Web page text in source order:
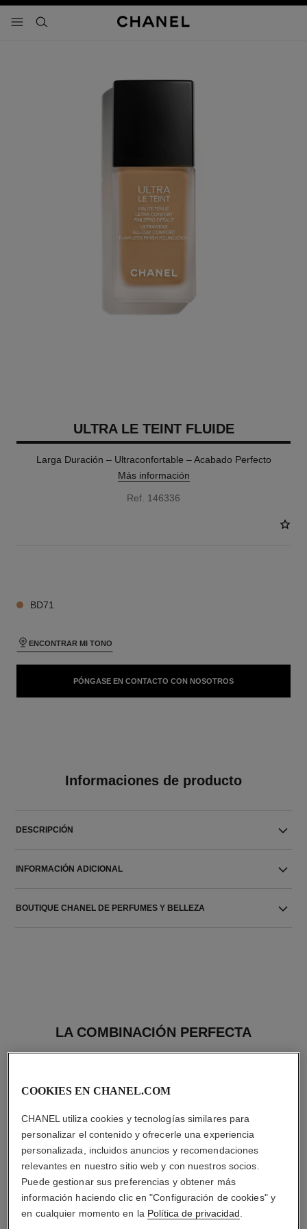
- navegación principal
buscar
ULTRA LE TEINT FLUIDE
Larga Duración – Ultraconfortable – Acabado Perfecto
Más información
Ref. 146336
BD71
ENCONTRAR MI TONO
PÓNGASE EN CONTACTO CON NOSOTROS
Informaciones de producto
DESCRIPCIÓN
INFORMACIÓN ADICIONAL
BOUTIQUE CHANEL DE PERFUMES Y BELLEZA
LA COMBINACIÓN PERFECTA
COOKIES EN CHANEL.COM
CHANEL utiliza cookies y tecnologías similares para
personalizar el contenido y ofrecerle una experiencia
personalizada, incluidos anuncios y recomendaciones
relevantes en nuestro sitio web y con nuestros socios.
Puede gestionar sus preferencias y obtener más
información haciendo clic en "Configuración de cookies" y
en cualquier momento en la Política de privacidad